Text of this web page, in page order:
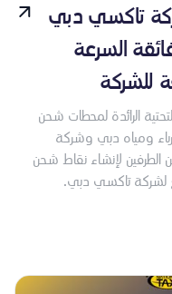
تاكسي دبي
السرعة
للشركة
الرائدة لمحطات شحن
ومياه دبي وشركة
الطرفين لإنشاء نقاط شحن
لشركة تاكسي دبي.